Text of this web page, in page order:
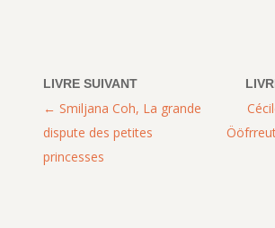
Smiljana Coh, La grande
dispute des petites
princesses